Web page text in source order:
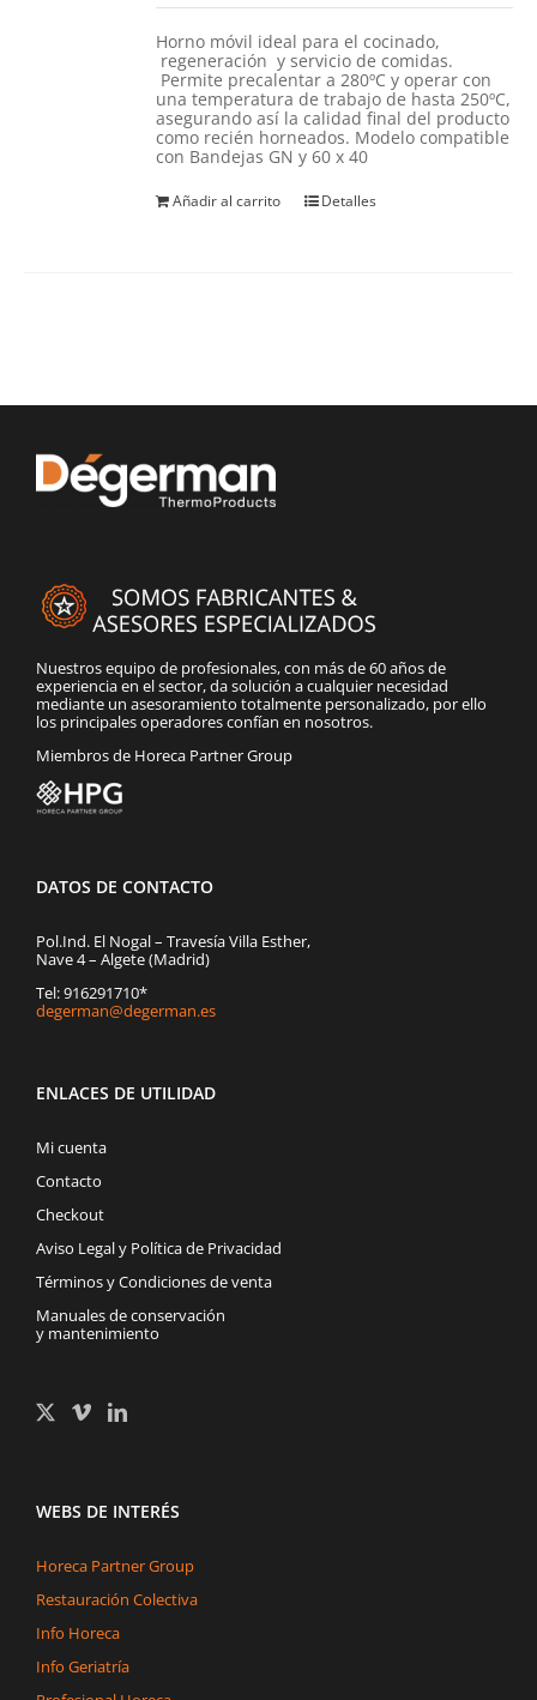
Horno móvil ideal para el cocinado,
regeneración y servicio de comidas.
Permite precalentar a 280ºC y operar con
una temperatura de trabajo de hasta 250ºC,
asegurando así la calidad final del producto
como recién horneados. Modelo compatible
con Bandejas GN y 60 x 40
Añadir al carrito Detalles
Nuestros equipo de profesionales, con más de 60 años de
experiencia en el sector, da solución a cualquier necesidad
mediante un asesoramiento totalmente personalizado, por ello
los principales operadores confían en nosotros.
Miembros de Horeca Partner Group
DATOS DE CONTACTO
Pol.Ind. El Nogal – Travesía Villa Esther,
Nave 4 – Algete (Madrid)
Tel: 916291710*
degerman@degerman.es
ENLACES DE UTILIDAD
Mi cuenta
Contacto
Checkout
Aviso Legal y Política de Privacidad
Términos y Condiciones de venta
Manuales de conservación
y mantenimiento
WEBS DE INTERÉS
Horeca Partner Group
Restauración Colectiva
Info Horeca
Info Geriatría